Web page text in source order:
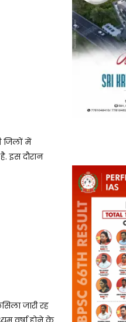
जिलों में
इस दौरान
जारी रह